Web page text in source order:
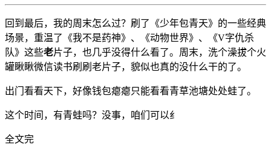
回到最后，我的周末怎么过？刷了《少年包青天》的一些经典
场景，重温了《我不是药神》、《动物世界》、《V字仇杀
队》这些老片子，也几乎没得什么看了。周末，洗个澡拔个火
罐瞅瞅微信读书刷刷老片子，貌似也真的没什么干的了。
出门看看天下，好像钱包瘪瘪只能看看青草池塘处处蛙了。
这个时间，有青蛙吗？没事，咱们可以纟
全文完